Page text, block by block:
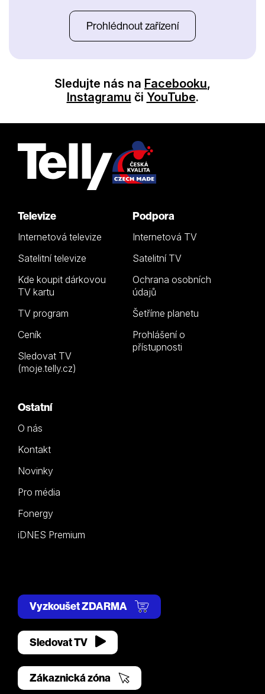
Prohlédnout zařízení
Sledujte nás na Facebooku,
Instagramu či YouTube.
Televize
Internetová televize
Satelitní televize
Kde koupit dárkovou
TV kartu
TV program
Ceník
Sledovat TV
(moje.telly.cz)
Podpora
Internetová TV
Satelitní TV
Ochrana osobních
údajů
Šetříme planetu
Prohlášení o
přístupnosti
Ostatní
O nás
Kontakt
Novinky
Pro média
Fonergy
iDNES Premium
Vyzkoušet ZDARMA
Sledovat TV
Zákaznická zóna